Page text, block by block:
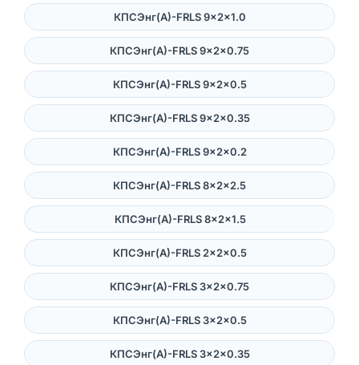
КПСЭнг(А)-FRLS 9×2×1.0
КПСЭнг(А)-FRLS 9×2×0.75
КПСЭнг(А)-FRLS 9×2×0.5
КПСЭнг(А)-FRLS 9×2×0.35
КПСЭнг(А)-FRLS 9×2×0.2
КПСЭнг(А)-FRLS 8×2×2.5
КПСЭнг(А)-FRLS 8×2×1.5
КПСЭнг(А)-FRLS 2×2×0.5
КПСЭнг(А)-FRLS 3×2×0.75
КПСЭнг(А)-FRLS 3×2×0.5
КПСЭнг(А)-FRLS 3×2×0.35